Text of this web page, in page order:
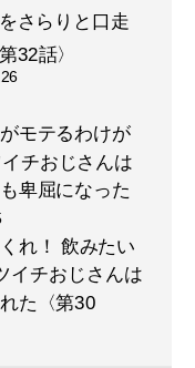
さらりと口走
32話〉
モテるわけが
チおじさんは
卑屈になった
れ！ 飲みたい
チおじさんは
た〈第30